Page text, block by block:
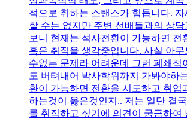
적으로 취하는 스탠스가 힘듭니다.
할 수는 없지만 주변 선배들과의 상담
보니 현재는 석사전환이 가능하면 전
혹은 취직을 생각중입니다. 사실 아
수없는 문제라 어려운데 그런 폐쇄적
도 버텨내어 박사학위까지 가봐야하
환이 가능하면 전환을 시도하고 취업
하는것이 옳은것인지.. 저는 일단 결
를 취직하고 싶기에 의견이 궁금하여